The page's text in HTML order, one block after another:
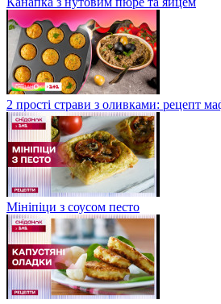
2 прості страви з оливками: рецепт
Мініпіци з соусом песто